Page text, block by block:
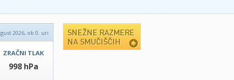
2026, ob 0. uri
ZRAČNI TLAK
998 hPa